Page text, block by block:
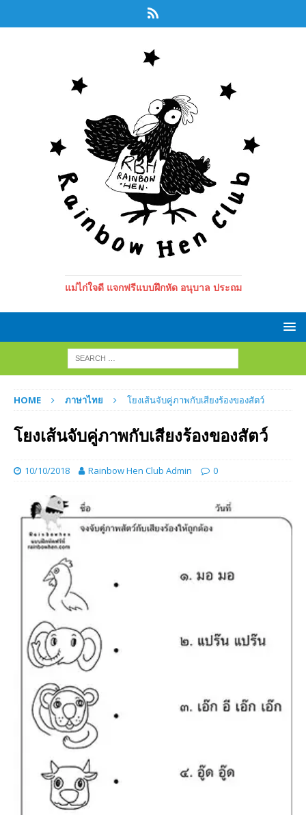
แม่ไก่ใจดี แจกฟรีแบบฝึกหัด อนุบาล ประถม
HOME ภาษาไทย โยงเส้นจับคู่ภาพกับเสียงร้องของสัตว์
โยงเส้นจับคู่ภาพกับเสียงร้องของสัตว์
10/10/2018 Rainbow Hen Club Admin 0